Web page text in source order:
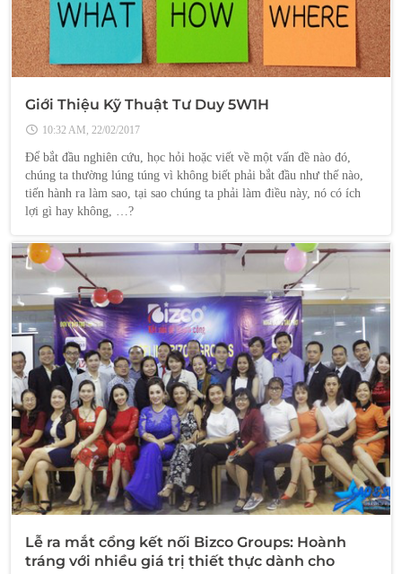
Giới Thiệu Kỹ Thuật Tư Duy 5W1H
10:32 AM, 22/02/2017
Để bắt đầu nghiên cứu, học hỏi hoặc viết về một vấn đề nào đó,
chúng ta thường lúng túng vì không biết phải bắt đầu như thế nào,
tiến hành ra làm sao, tại sao chúng ta phải làm điều này, nó có ích
lợi gì hay không, …?
Lễ ra mắt cổng kết nối Bizco Groups: Hoành
tráng với nhiều giá trị thiết thực dành cho